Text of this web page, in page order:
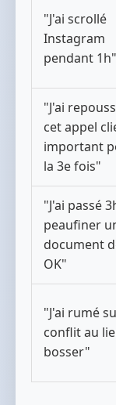
"J'ai scrollé
Instagram
pendant 1h"
"J'ai
cet appel
important
la 3e fois"
"J'ai passé
peaufiner
document
OK"
"J'ai rumé
conflit au
bosser"